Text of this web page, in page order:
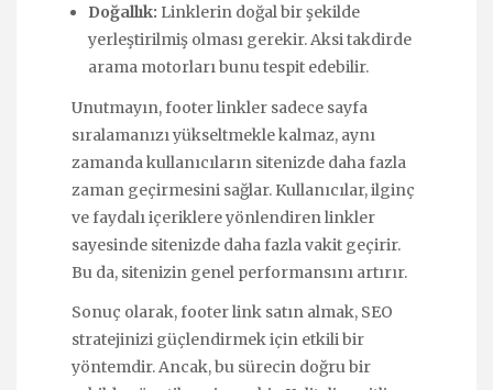
Doğallık: Linklerin doğal bir şekilde
yerleştirilmiş olması gerekir. Aksi takdirde
arama motorları bunu tespit edebilir.
Unutmayın, footer linkler sadece sayfa
sıralamanızı yükseltmekle kalmaz, aynı
zamanda kullanıcıların sitenizde daha fazla
zaman geçirmesini sağlar. Kullanıcılar, ilginç
ve faydalı içeriklere yönlendiren linkler
sayesinde sitenizde daha fazla vakit geçirir.
Bu da, sitenizin genel performansını artırır.
Sonuç olarak, footer link satın almak, SEO
stratejinizi güçlendirmek için etkili bir
yöntemdir. Ancak, bu sürecin doğru bir